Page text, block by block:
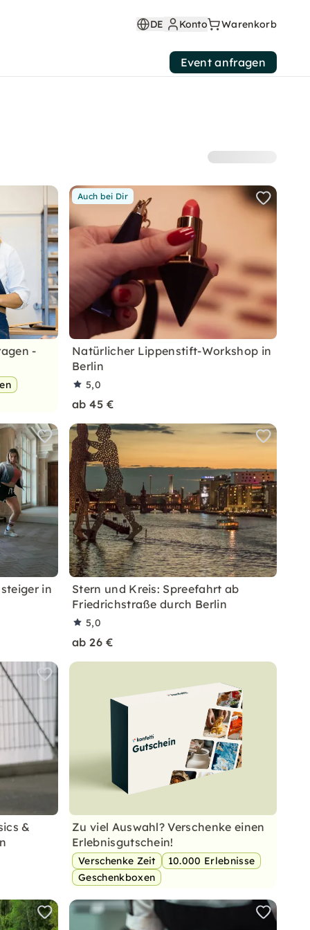
-
Auch bei Dir
Natürlicher Lippenstift-Workshop in
Berlin
5,0
ab 45 €
in
Stern und Kreis: Spreefahrt ab
Friedrichstraße durch Berlin
5,0
ab 26 €
&
Zu viel Auswahl? Verschenke einen
Erlebnisgutschein!
Verschenke Zeit
10.000 Erlebnisse
Geschenkboxen
DE Konto Warenkorb
Event anfragen